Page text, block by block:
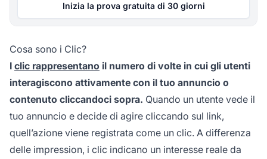
Inizia la prova gratuita di 30 giorni
Cosa sono i Clic?
I clic rappresentano il numero di volte in cui gli utenti
interagiscono attivamente con il tuo annuncio o
contenuto cliccandoci sopra. Quando un utente vede il
tuo annuncio e decide di agire cliccando sul link,
quell’azione viene registrata come un clic. A differenza
delle impression, i clic indicano un interesse reale da